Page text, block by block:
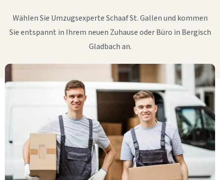
Wählen Sie Umzugsexperte Schaaf St. Gallen und kommen
Sie entspannt in Ihrem neuen Zuhause oder Büro in Bergisch
Gladbach an.